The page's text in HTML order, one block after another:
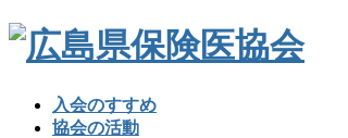
入会のすすめ
協会の活動